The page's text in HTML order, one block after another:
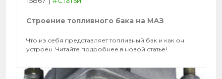
Строение топливного бака на МАЗ
Что из себя представляет топливный бак и как он
устроен. Читайте подробнее в новой статье!